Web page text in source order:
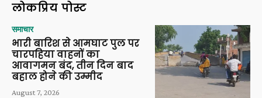
लोकप्रिय पोस्ट
समाचार
भारी बारिश से आमघाट पुल पर
चारपहिया वाहनों का
आवागमन बंद, तीन दिन बाद
बहाल होने की उम्मीद
August 7, 2026